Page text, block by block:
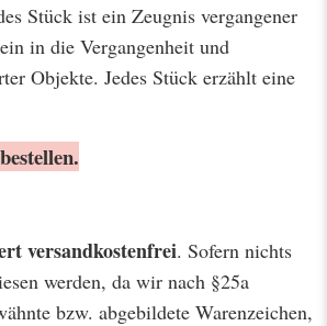
Stück ist ein Zeugnis vergangener
in die Vergangenheit und
Objekte. Jedes Stück erzählt eine
versandkostenfrei. Sofern nichts
werden, da wir nach §25a
bzw. abgebildete Warenzeichen,